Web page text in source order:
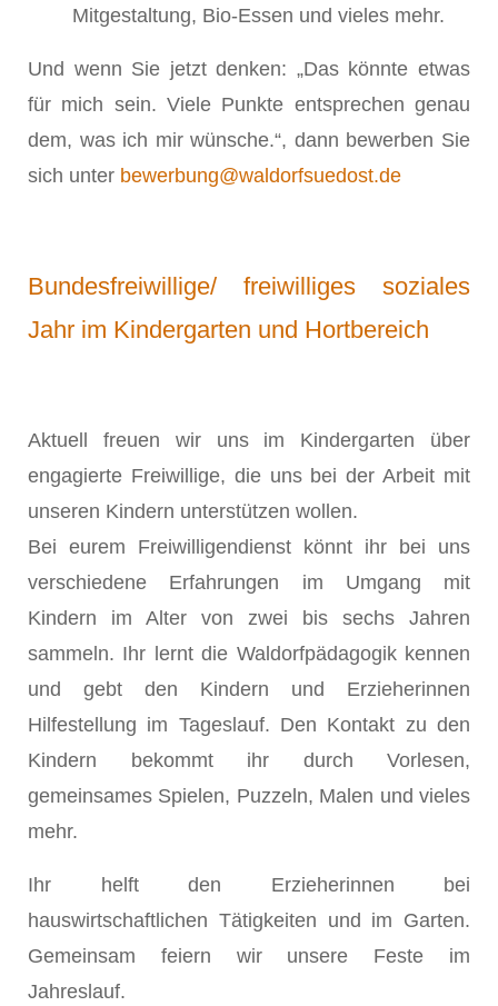
Mitgestaltung, Bio-Essen und vieles mehr.
Und wenn Sie jetzt denken: „Das könnte etwas
für mich sein. Viele Punkte entsprechen genau
dem, was ich mir wünsche.“, dann bewerben Sie
sich unter bewerbung@waldorfsuedost.de
Bundesfreiwillige/ freiwilliges soziales
Jahr im Kindergarten und Hortbereich
Aktuell freuen wir uns im Kindergarten über
engagierte Freiwillige, die uns bei der Arbeit mit
unseren Kindern unterstützen wollen.
Bei eurem Freiwilligendienst könnt ihr bei uns
verschiedene Erfahrungen im Umgang mit
Kindern im Alter von zwei bis sechs Jahren
sammeln. Ihr lernt die Waldorfpädagogik kennen
und gebt den Kindern und Erzieherinnen
Hilfestellung im Tageslauf. Den Kontakt zu den
Kindern bekommt ihr durch Vorlesen,
gemeinsames Spielen, Puzzeln, Malen und vieles
mehr.
Ihr helft den Erzieherinnen bei
hauswirtschaftlichen Tätigkeiten und im Garten.
Gemeinsam feiern wir unsere Feste im
Jahreslauf.